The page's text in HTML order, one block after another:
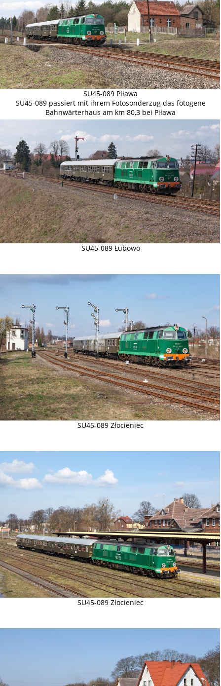
SU45-089 Piława
SU45-089 passiert mit ihrem Fotosonderzug das fotogene
Bahnwärterhaus am km 80,3 bei Piława
SU45-089 Łubowo
SU45-089 Złocieniec
SU45-089 Złocieniec